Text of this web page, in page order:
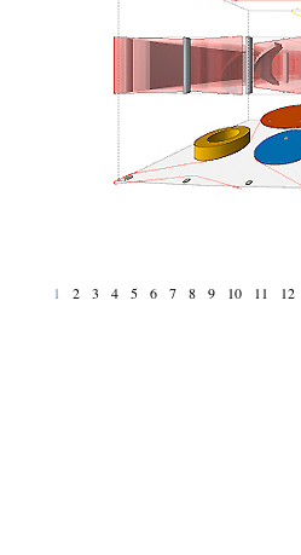
1 2 3 4 5 6 7 8 9 10 11 12